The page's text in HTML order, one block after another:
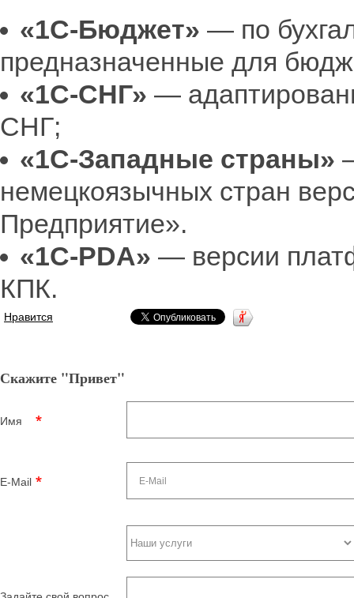
«1С-Бюджет» — по
предназначенные для
«1С-СНГ» —
СНГ;
«1С-Западные страны»
немецкоязычных стран
Предприятие».
«1С-PDA» — версии
КПК.
Нравится
Скажите "Привет"
Имя
E-Mail